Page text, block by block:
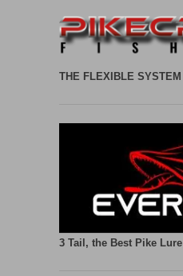
THE FLEXIBLE SYSTEM
3 Tail, the Best Pike Lure